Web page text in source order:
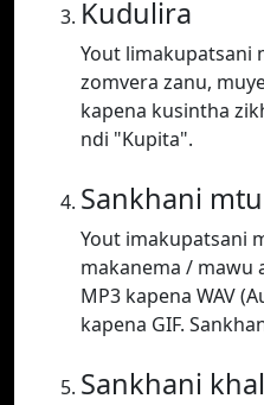
Kudulira
Yout limakupatsani
zomvera zanu,
kapena kusintha
ndi "Kupita".
Sankhani
Yout imakupatsani
makanema / mawu
MP3 kapena WAV
kapena GIF.
Sankhani